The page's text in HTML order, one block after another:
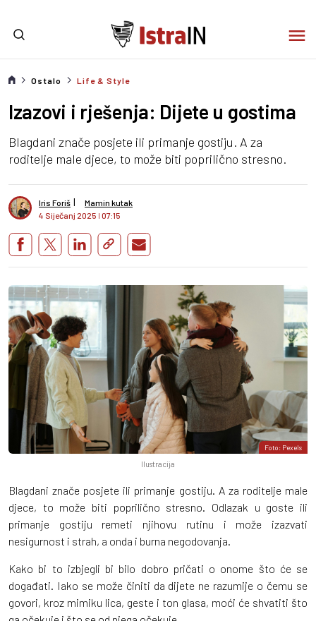
Ostalo Life & Style
Izazovi i rješenja: Dijete u gostima
Blagdani znače posjete ili primanje gostiju. A za
roditelje male djece, to može biti poprilično stresno.
Iris Foriš I
Mamin kutak
4 Siječanj 2025 I 07:15
Foto: Pexels
Ilustracija
Blagdani znače posjete ili primanje gostiju. A za roditelje male
djece, to može biti poprilično stresno. Odlazak u goste ili
primanje gostiju remeti njihovu rutinu i može izazvati
nesigurnost i strah, a onda i burna negodovanja.
Kako bi to izbjegli bi bilo dobro pričati o onome što će se
događati. Iako se može činiti da dijete ne razumije o čemu se
govori, kroz mimiku lica, geste i ton glasa, moći će shvatiti što